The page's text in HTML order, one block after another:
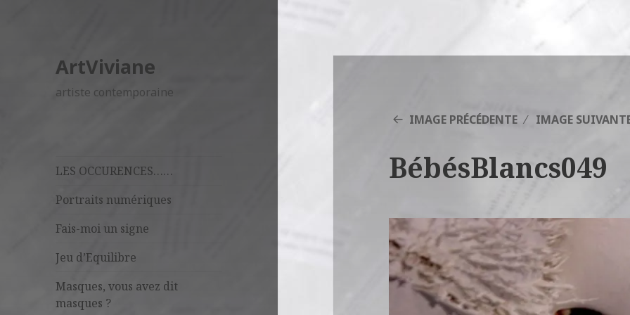
ArtViviane
artiste contemporaine
LES OCCURENCES……
Portraits numériques
Fais-moi un signe
Jeu d’Equilibre
Masques, vous avez dit
masques ?
IMAGE PRÉCÉDENTE IMAGE
BébésBlancs049